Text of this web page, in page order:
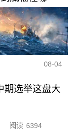
08-04
期选举这盘大
阅读 6394